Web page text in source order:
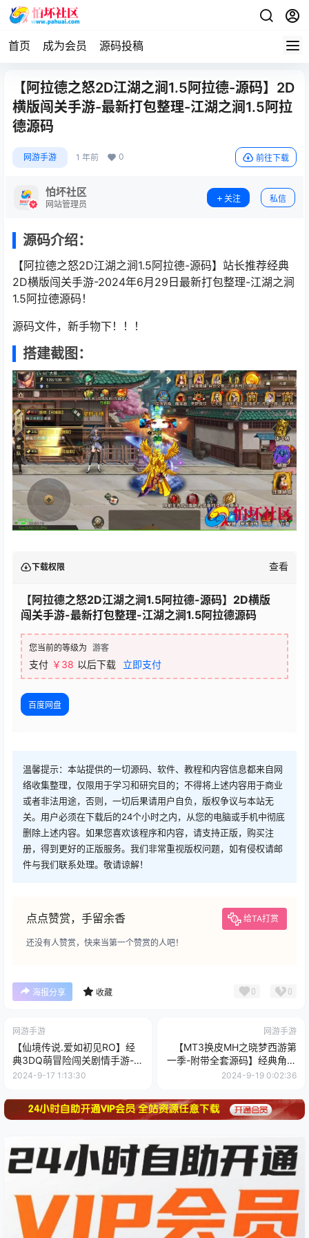
首页 成为会员 源码投稿
【阿拉德之怒2D江湖之涧1.5阿拉德-源码】2D
横版闯关手游-最新打包整理-江湖之涧1.5阿拉
德源码
网游手游 1 年前 0 前往下载
怕坏社区
网站管理员
关注 私信
源码介绍：
【阿拉德之怒2D江湖之涧1.5阿拉德-源码】站长推荐经典
2D横版闯关手游-2024年6月29日最新打包整理-江湖之涧
1.5阿拉德源码！
源码文件，新手物下！！！
搭建截图：
下载权限 查看
【阿拉德之怒2D江湖之涧1.5阿拉德-源码】2D横版
闯关手游-最新打包整理-江湖之涧1.5阿拉德源码
您当前的等级为 游客
支付 ￥38 以后下载 立即支付
百度网盘
温馨提示：本站提供的一切源码、软件、教程和内容信息都来自网
络收集整理，仅限用于学习和研究目的；不得将上述内容用于商业
或者非法用途，否则，一切后果请用户自负，版权争议与本站无
关。用户必须在下载后的24个小时之内，从您的电脑或手机中彻底
删除上述内容。如果您喜欢该程序和内容，请支持正版，购买注
册，得到更好的正版服务。我们非常重视版权问题，如有侵权请邮
件与我们联系处理。敬请谅解！
点点赞赏，手留余香 给TA打赏
还没有人赞赏，快来当第一个赞赏的人吧！
海报分享 收藏 0 0
网游手游
【仙境传说.爱如初见RO】经
典3DQ萌冒险闯关剧情手游-
Linux服务端源码视频架设教
2024-9-17 1:13:30
网游手游
【MT3换皮MH之晓梦西游第
一季-附带全套源码】经典角色
扮演类Q萌卡通剧情任务回合
码视频架设教程-多功能GM网
页后台工具-安卓苹果ios双端
2024-9-19 0:02:36